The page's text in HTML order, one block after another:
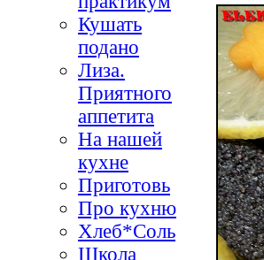
Кушать
подано
Лиза.
Приятного
аппетита
На нашей
кухне
Приготовь
Про кухню
Хлеб*Соль
Школа